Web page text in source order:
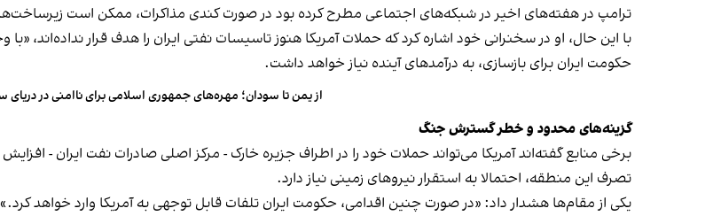
ترامپ در هفته‌های اخیر در شبکه‌های اجتماعی مطرح کرده بود در صورت کندی مذاکرات، ممکن است
با این حال، او در سخنرانی خود اشاره کرد که حملات آمریکا هنوز تاسیسات نفتی ایران را هدف قرار نداده‌اند،
حکومت ایران برای بازسازی، به درآمدهای آینده نیاز خواهد داشت.
از یمن تا سودان؛ مهره‌های جمهوری اسلامی برای ناامنی در دریای
گزینه‌های محدود و خطر گسترش جنگ
برخی منابع گفته‌اند آمریکا می‌تواند حملات خود را در اطراف جزیره خارک - مرکز اصلی صادرات نفت ایران -
تصرف این منطقه، احتمالا به استقرار نیروهای زمینی نیاز دارد.
یکی از مقام‌ها هشدار داد: «در صورت چنین اقدامی، حکومت ایران تلفات قابل توجهی به آمریکا وارد خواهد کرد.»